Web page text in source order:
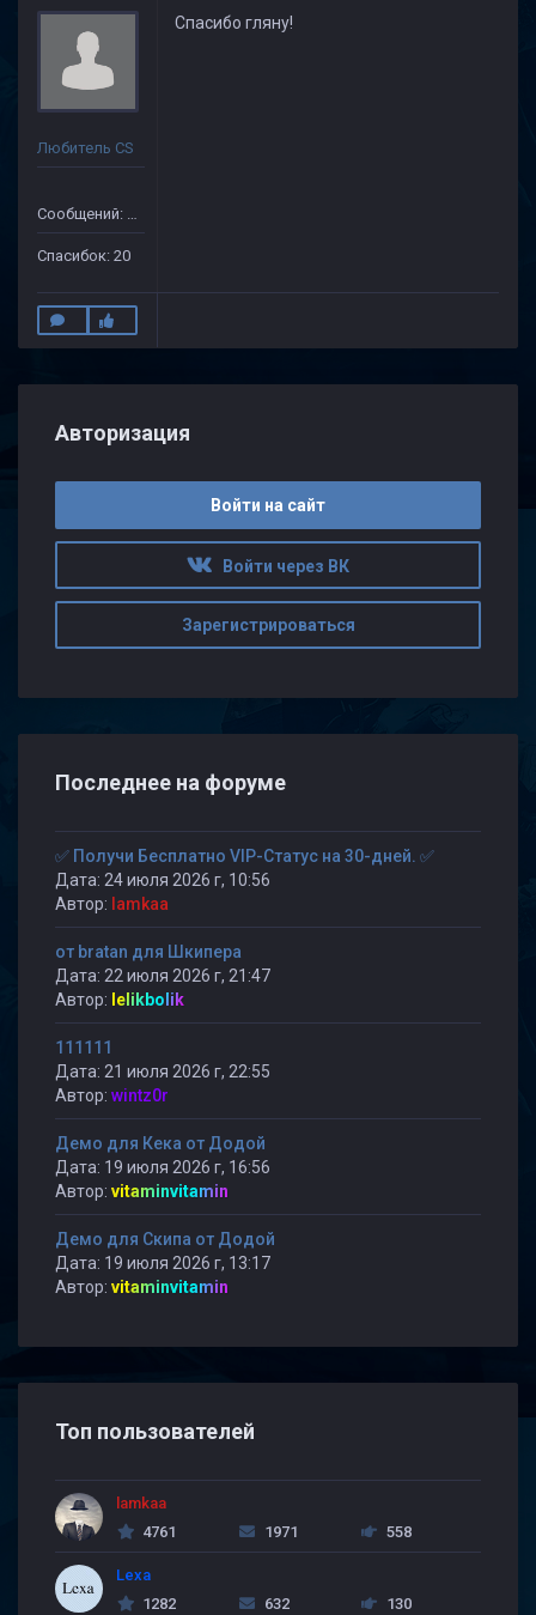
Любитель CS
Сообщений: 149
Спасибок: 20
Спасибо гляну!
Авторизация
Войти на сайт
Войти через ВК
Зарегистрироваться
Последнее на форуме
✅ Получи Бесплатно VIP-Статус на 30-дней. ✅
Дата: 24 июля 2026 г, 10:56
Автор: lamkaa
от bratan для Шкипера
Дата: 22 июля 2026 г, 21:47
Автор: lelikbolik
111111
Дата: 21 июля 2026 г, 22:55
Автор: wintz0r
Демо для Кека от Додой
Дата: 19 июля 2026 г, 16:56
Автор: vitaminvitamin
Демо для Скипа от Додой
Дата: 19 июля 2026 г, 13:17
Автор: vitaminvitamin
Топ пользователей
lamkaa
4761
1971 558
Lexa
1282
632 130